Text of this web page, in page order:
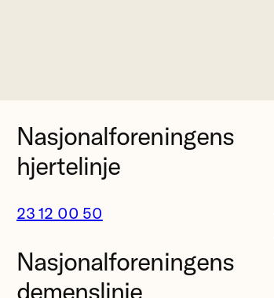
Nasjonalforeningens
hjertelinje
23 12 00 50
Nasjonalforeningens
demenslinje